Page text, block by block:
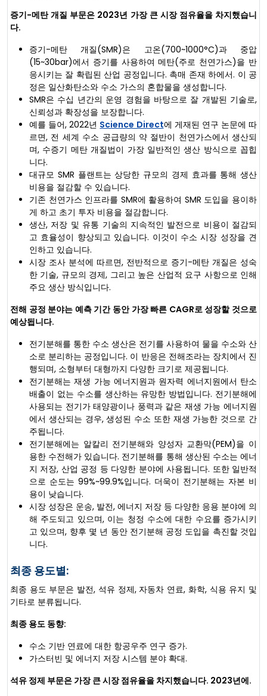
증기-메탄 개질 부문은 2023년 가장 큰 시장 점유율을 차지했습니
다.
증기-메탄 개질(SMR)은 고온(700~1000°C)과 중압
(15~30bar)에서 증기를 사용하여 메탄(주로 천연가스)을 반
응시키는 잘 확립된 산업 공정입니다. 촉매 존재 하에서. 이 공
정은 일산화탄소와 수소 가스의 혼합물을 생성합니다.
SMR은 수십 년간의 운영 경험을 바탕으로 잘 개발된 기술로,
신뢰성과 확장성을 보장합니다.
예를 들어, 2022년 Science Direct에 게재된 연구 논문에 따
르면, 전 세계 수소 공급량의 약 절반이 천연가스에서 생산되
며, 수증기 메탄 개질법이 가장 일반적인 생산 방식으로 꼽힙
니다.
대규모 SMR 플랜트는 상당한 규모의 경제 효과를 통해 생산
비용을 절감할 수 있습니다.
기존 천연가스 인프라를 SMR에 활용하여 SMR 도입을 용이하
게 하고 초기 투자 비용을 절감합니다.
생산, 저장 및 유통 기술의 지속적인 발전으로 비용이 절감되
고 효율성이 향상되고 있습니다. 이것이 수소 시장 성장을 견
인하고 있습니다.
시장 조사 분석에 따르면, 전반적으로 증기-메탄 개질은 성숙
한 기술, 규모의 경제, 그리고 높은 산업적 요구 사항으로 인해
주요 생산 방식입니다.
전해 공정 분야는 예측 기간 동안 가장 빠른 CAGR로 성장할 것으로
예상됩니다.
전기분해를 통한 수소 생산은 전기를 사용하여 물을 수소와 산
소로 분리하는 공정입니다. 이 반응은 전해조라는 장치에서 진
행되며, 소형부터 대형까지 다양한 크기로 제공됩니다.
전기분해는 재생 가능 에너지원과 원자력 에너지원에서 탄소
배출이 없는 수소를 생산하는 유망한 방법입니다. 전기분해에
사용되는 전기가 태양광이나 풍력과 같은 재생 가능 에너지원
에서 생산되는 경우, 생성된 수소 또한 재생 가능한 것으로 간
주됩니다.
전기분해에는 알칼리 전기분해와 양성자 교환막(PEM)을 이
용한 수전해가 있습니다. 전기분해를 통해 생산된 수소는 에너
지 저장, 산업 공정 등 다양한 분야에 사용됩니다. 또한 일반적
으로 순도는 99%~99.9%입니다. 더욱이 전기분해는 자본 비
용이 낮습니다.
시장 성장은 운송, 발전, 에너지 저장 등 다양한 응용 분야에 의
해 주도되고 있으며, 이는 청정 수소에 대한 수요를 증가시키
고 있으며, 향후 몇 년 동안 전기분해 공정 도입을 촉진할 것입
니다.
최종 용도별:
최종 용도 부문은 발전, 석유 정제, 자동차 연료, 화학, 식용 유지 및
기타로 분류됩니다.
최종 용도 동향:
수소 기반 연료에 대한 항공우주 연구 증가.
가스터빈 및 에너지 저장 시스템 분야 확대.
석유 정제 부문은 가장 큰 시장 점유율을 차지했습니다. 2023년에.